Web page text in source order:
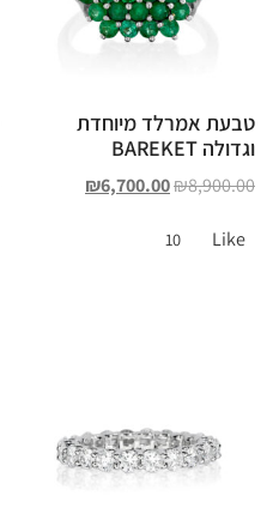
טבעת אמרלד מיוחדת
וגדולה BAREKET
₪8,900.00
₪6,700.00
Like
10